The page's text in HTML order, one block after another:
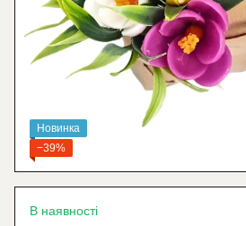
Новинка
−39%
В наявності